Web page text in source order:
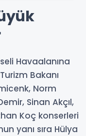
Havaalanına
Bakanı
Norm
Sinan Akçıl,
Koç konserleri
yanı sıra Hülya